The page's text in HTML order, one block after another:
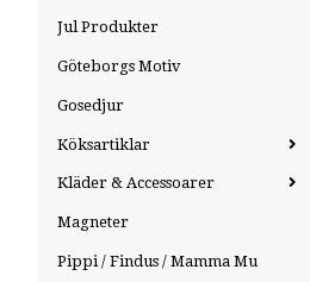
Jul Produkter
Göteborgs Motiv
Gosedjur
Köksartiklar
Kläder & Accessoarer
Magneter
Pippi / Findus / Mamma Mu